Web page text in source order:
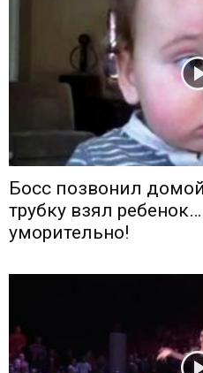
Босс позвонил
трубку взял
уморительно!